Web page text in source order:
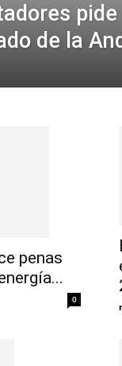
pide
de la
penas
0